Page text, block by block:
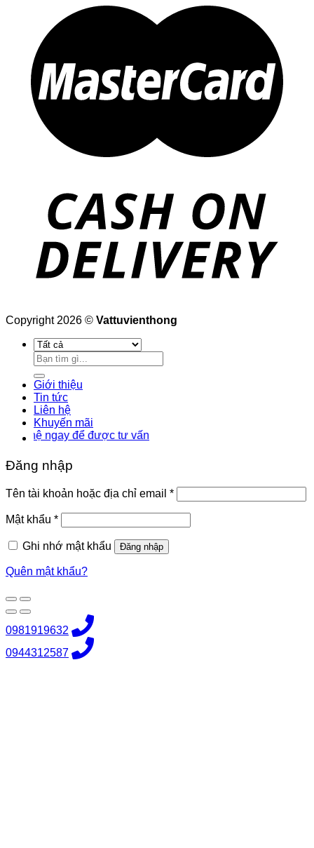
Copyright 2026 © Vattuvienthong
Tìm
kiếm:
Giới thiệu
Tin tức
Liên hệ
Khuyến mãi
để được tư vấn
Đăng nhập
Tên tài khoản hoặc địa chỉ email *Bắt
buộc
Mật khẩu *Bắt
buộc
Ghi nhớ mật khẩu
Đăng nhập
Quên mật khẩu?
0981919632
0944312587